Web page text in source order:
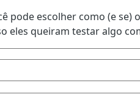
pode escolher como (e
eles queiram testar algo